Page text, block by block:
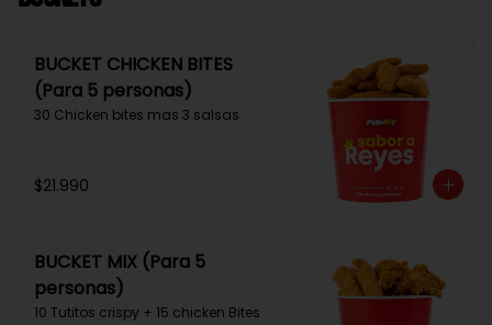
BUCKET CHICKEN BITES
(Para 5 personas)
30 Chicken bites mas 3 salsas
$21.990
BUCKET MIX (Para 5
personas)
10 Tutitos crispy + 15 chicken Bites